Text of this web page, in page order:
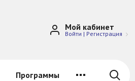
Мой кабинет
Войти | Регистрация
Программы